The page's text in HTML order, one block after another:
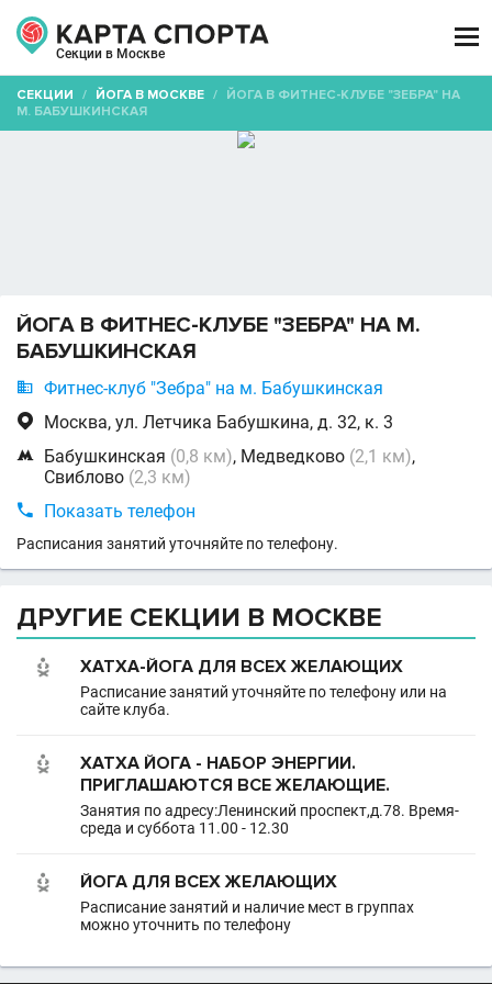
Секции в Москве

СЕКЦИИ / ЙОГА В МОСКВЕ / ЙОГА В ФИТНЕС-КЛУБЕ "ЗЕБРА" НА
М. БАБУШКИНСКАЯ
ЙОГА В ФИТНЕС-КЛУБЕ "ЗЕБРА" НА М.
БАБУШКИНСКАЯ
 Фитнес-клуб "Зебра" на м. Бабушкинская
 Москва, ул. Летчика Бабушкина, д. 32, к. 3
 Бабушкинская (0,8 км), Медведково (2,1 км),
Свиблово (2,3 км)
 Показать телефон
Расписания занятий уточняйте по телефону.
ДРУГИЕ СЕКЦИИ В МОСКВЕ
ХАТХА-ЙОГА ДЛЯ ВСЕХ ЖЕЛАЮЩИХ
Расписание занятий уточняйте по телефону или на
сайте клуба.
ХАТХА ЙОГА - НАБОР ЭНЕРГИИ.
ПРИГЛАШАЮТСЯ ВСЕ ЖЕЛАЮЩИЕ.
Занятия по адресу:Ленинский проспект,д.78. Время-
среда и суббота 11.00 - 12.30
ЙОГА ДЛЯ ВСЕХ ЖЕЛАЮЩИХ
Расписание занятий и наличие мест в группах
можно уточнить по телефону